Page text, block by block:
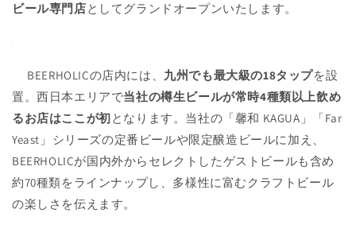
ビール専門店としてグランドオープンいたします。
BEERHOLICの店内には、 九州でも最大級の18タップを設
置。西日本エリアで当社の樽生ビールが常時4種類以上飲め
るお店はここが初となります。当社の「馨和 KAGUA」「Far
Yeast」シリーズの定番ビールや限定醸造ビールに加え、
BEERHOLICが国内外からセレクトしたゲストビールも含め
約70種類をラインナップし、多様性に富むクラフトビール
の楽しさを伝えます。